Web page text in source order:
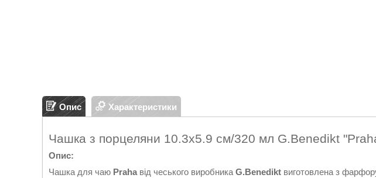
Опис Характеристики
Чашка з порцеляни 10.3х5.9 см/320 мл G.Benedikt
Опис:
Чашка для чаю Praha від чеського виробника G.Benedikt виготовлена з